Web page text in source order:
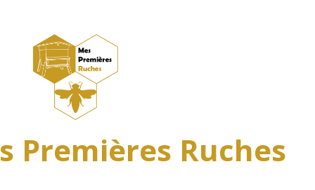
Premières Ruches